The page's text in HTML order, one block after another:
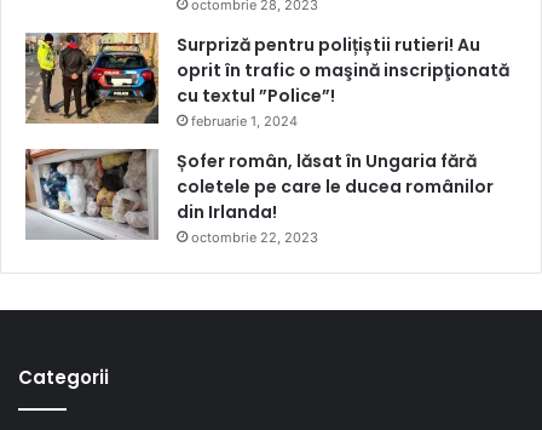
octombrie 28, 2023
Surpriză pentru polițiștii rutieri! Au
oprit în trafic o maşină inscripţionată
cu textul ”Police”!
februarie 1, 2024
Șofer român, lăsat în Ungaria fără
coletele pe care le ducea românilor
din Irlanda!
octombrie 22, 2023
Categorii